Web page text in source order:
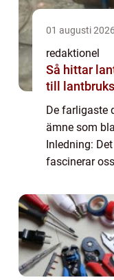
01 augusti 2026
redaktionel
Så hittar
till
De farligaste
ämne som
Inledning:
fascinerar
deras